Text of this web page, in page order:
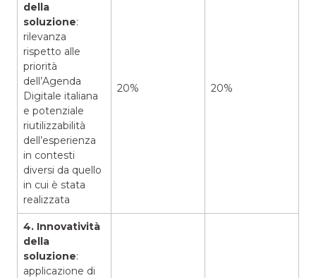
della
soluzione:
rilevanza
rispetto alle
priorità
dell’Agenda
Digitale italiana
e potenziale
riutilizzabilità
dell’esperienza
in contesti
diversi da quello
in cui è stata
realizzata
20% 20%
4. Innovatività
della
soluzione:
applicazione di